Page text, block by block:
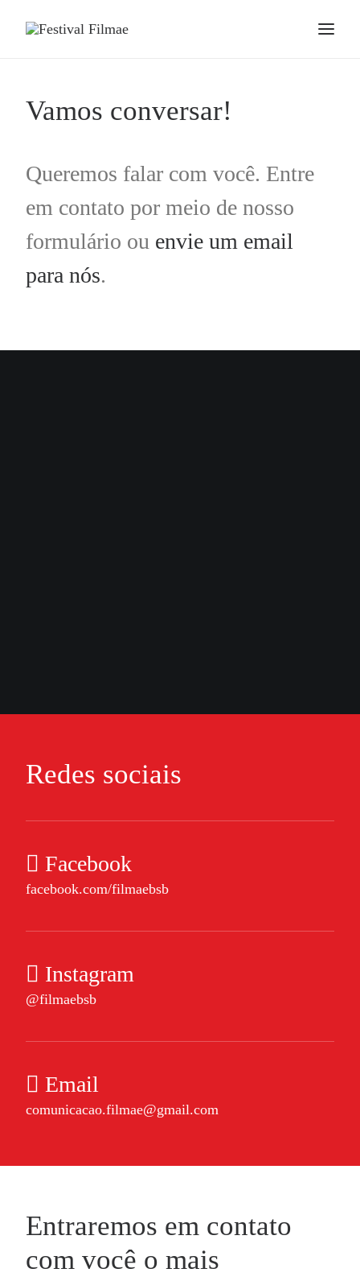
Vamos conversar!
Queremos falar com você. Entre
em contato por meio de nosso
formulário ou envie um email
para nós.
Redes sociais
Facebook
facebook.com/filmaebsb
Instagram
@filmaebsb
Email
comunicacao.filmae@gmail.com
Entraremos em contato
com você o mais